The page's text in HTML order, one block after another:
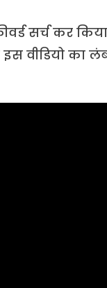
सर्च कर
वीडियो का